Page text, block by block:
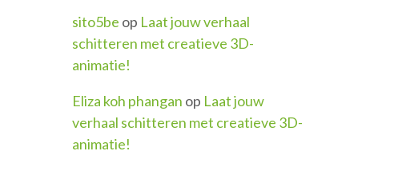
sito5be op Laat jouw verhaal
schitteren met creatieve 3D-
animatie!
Eliza koh phangan op Laat jouw
verhaal schitteren met creatieve 3D-
animatie!